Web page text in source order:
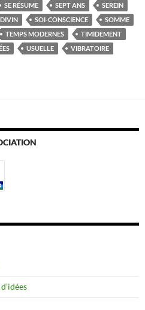
SE RÉSUME SEPT ANS
SEREIN
SOI-CONSCIENCE
SOMME
TEMPS MODERNES
TIMIDEMENT
USUELLE
VIBRATOIRE